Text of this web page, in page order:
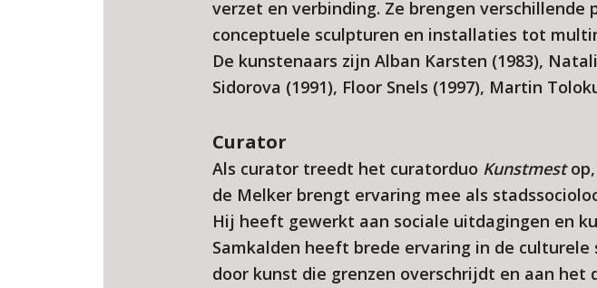
verzet en verbinding. Ze brengen
conceptuele sculpturen en installaties tot
De kunstenaars zijn Alban Karsten (1983),
Sidorova (1991), Floor Snels (1997), Martin
Curator
Als curator treedt het curatorduo Kunstmestop,
de Melker brengt ervaring mee als
Hij heeft gewerkt aan sociale uitdagingen en
Samkalden heeft brede ervaring in de
door kunst die grenzen overschrijdt en aan